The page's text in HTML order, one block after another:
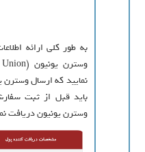
به طور کلي ارائه
نماييد که ارسال وسترن
بايد قبل از ثبت
وسترن يونيون دريافت